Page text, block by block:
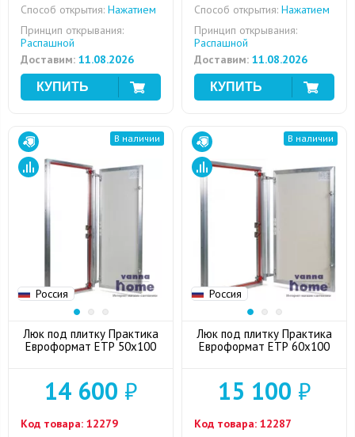
Способ открытия: Нажатием
Принцип открывания:
Распашной
Доставим: 11.08.2026
Способ открытия: Нажатием
Принцип открывания:
Распашной
Доставим: 11.08.2026
Россия
В наличии
Люк под плитку Практика
Евроформат ЕТР 50x100
14 600 ₽
Код товара: 12279
Россия
В наличии
Люк под плитку Практика
Евроформат ЕТР 60x100
15 100 ₽
Код товара: 12287